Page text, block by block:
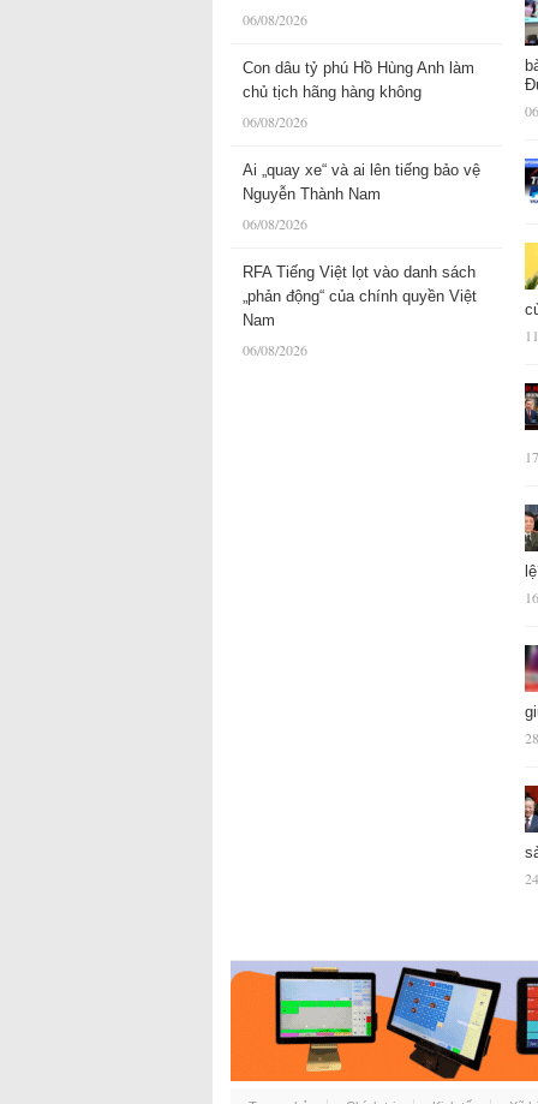
06/08/2026
Con dâu tỷ phú Hồ Hùng Anh làm
chủ tịch hãng hàng không
06/08/2026
Ai „quay xe“ và ai lên tiếng bảo vệ
Nguyễn Thành Nam
06/08/2026
RFA Tiếng Việt lọt vào danh sách
„phản động“ của chính quyền Việt
Nam
06/08/2026